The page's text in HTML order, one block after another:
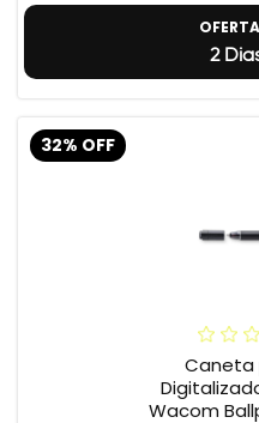
2
32% OFF
Caneta
Wacom